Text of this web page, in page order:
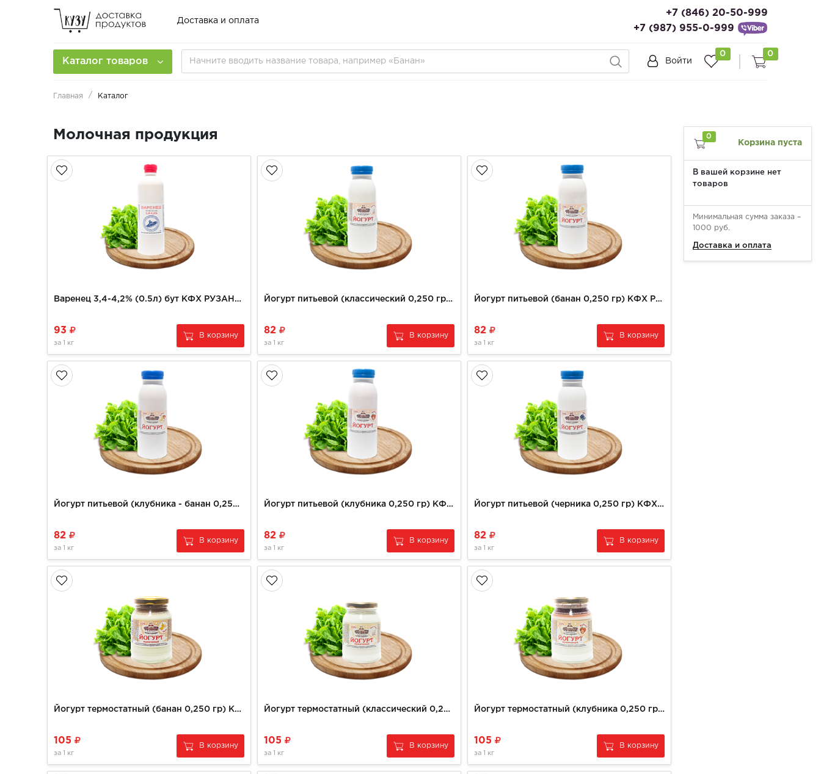
Доставка и оплата
+7 (846) 20-50-999
+7 (987) 955-0-999
Каталог товаров Войти
0 0
Главная Каталог
Молочная продукция
Варенец 3,4-4,2% (0.5л) бут КФХ РУЗАНОВ
93
за 1 кг
В корзину
Йогурт питьевой (классический 0,250 гр) КФХ РУЗАНОВ
82
за 1 кг
В корзину
Йогурт питьевой (банан 0,250 гр) КФХ РУЗАНОВ
82
за 1 кг
В корзину
Йогурт питьевой (клубника - банан 0,250 гр)
82
за 1 кг
В корзину
Йогурт питьевой (клубника 0,250 гр) КФХ РУЗАНОВ
82
за 1 кг
В корзину
Йогурт питьевой (черника 0,250 гр) КФХ РУЗАНОВ
82
за 1 кг
В корзину
Йогурт термостатный (банан 0,250 гр) КФХ РУЗАНОВ
105
за 1 кг
В корзину
Йогурт термостатный (классический 0,250 гр) КХФ РУЗАНОВ
105
за 1 кг
В корзину
Йогурт термостатный (клубника 0,250 гр) КХФ РУЗАНОВ
105
за 1 кг
В корзину
0
Корзина пуста
В вашей корзине нет
товаров
Минимальная сумма заказа –
1000 руб.
Доставка и оплата